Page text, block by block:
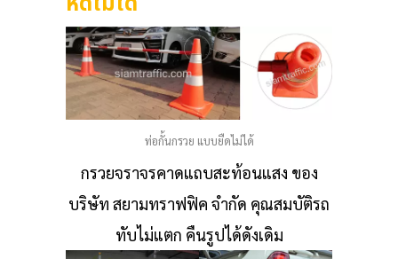
ท่อกั้นกรวย แบบยืดไม่ได้
กรวยจราจรคาดแถบสะท้อนแสง ของ
บริษัท สยามทราฟฟิค จำกัด คุณสมบัติรถ
ทับไม่แตก คืนรูปได้ดังเดิม